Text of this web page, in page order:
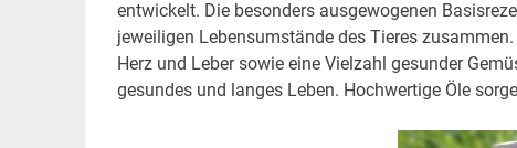
entwickelt. Die besonders ausgewogenen
jeweiligen Lebensumstände des Tieres
Herz und Leber sowie eine Vielzahl gesunder
gesundes und langes Leben. Hochwertige Öle